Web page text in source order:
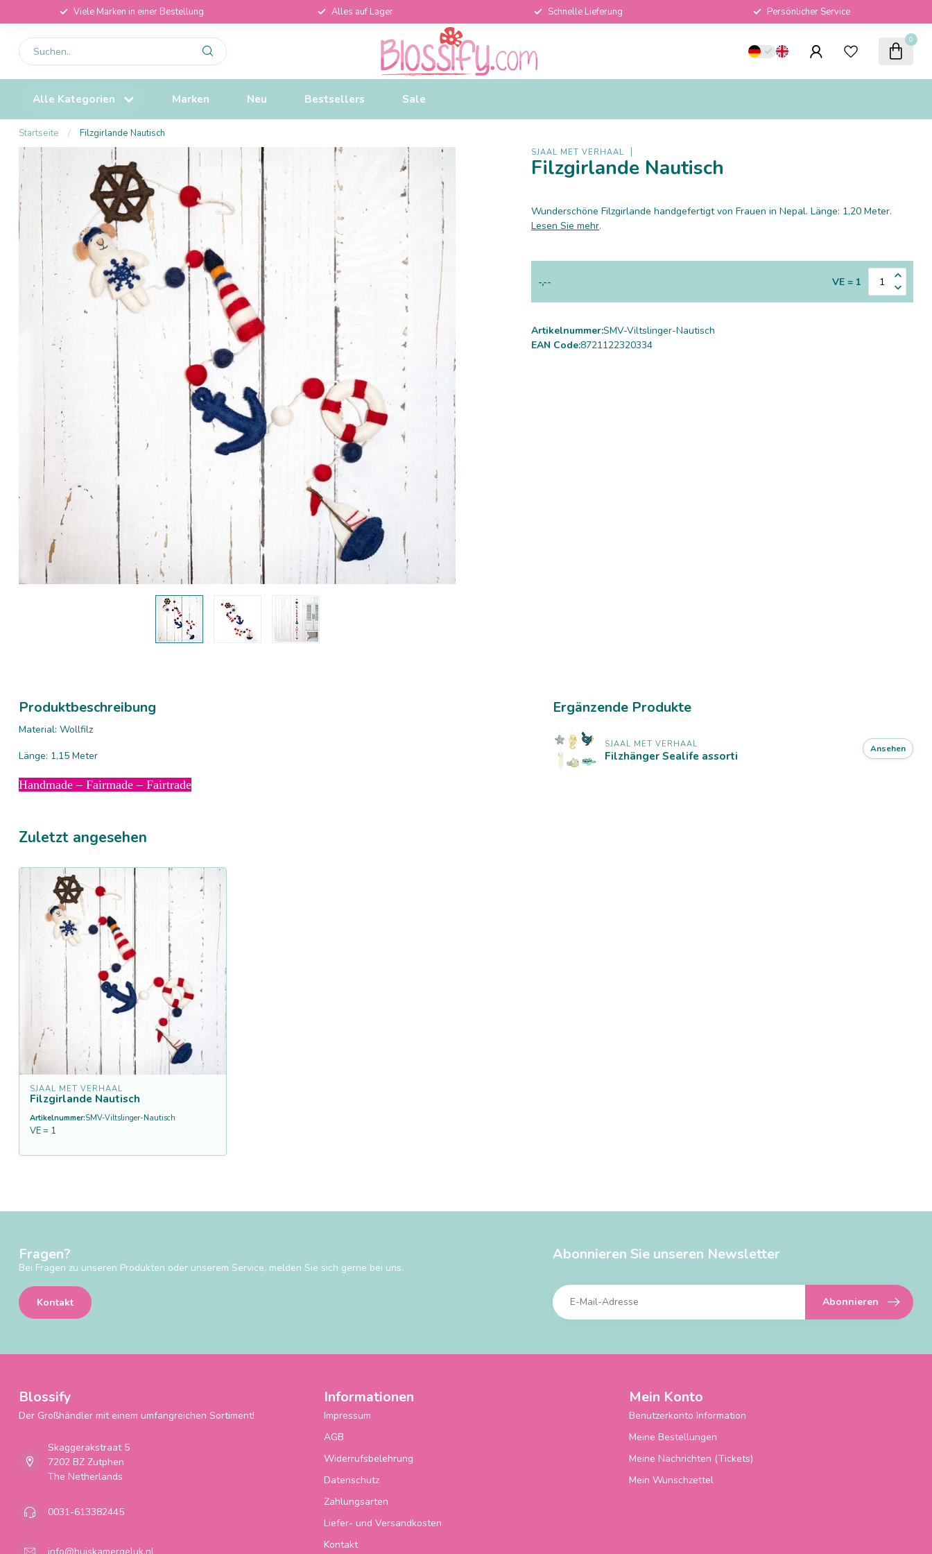
Viele Marken in einer Bestellung Alles auf Lager Schnelle Lieferung Persönlicher Service
0
Alle Kategorien Marken Neu Bestsellers Sale
Startseite / Filzgirlande Nautisch
SJAAL MET VERHAAL
Filzgirlande Nautisch
Wunderschöne Filzgirlande handgefertigt von Frauen in Nepal. Länge: 1,20 Meter.
Lesen Sie mehr.
-,-- VE = 1
Artikelnummer:SMV-Viltslinger-Nautisch
EAN Code:8721122320334
Produktbeschreibung
Material: Wollfilz
Länge: 1,15 Meter
Handmade – Fairmade – Fairtrade
Ergänzende Produkte
SJAAL MET VERHAAL
Filzhänger Sealife assorti Ansehen
Zuletzt angesehen
SJAAL MET VERHAAL
Filzgirlande Nautisch
Artikelnummer:SMV-Viltslinger-Nautisch
VE = 1
Fragen?
Bei Fragen zu unseren Produkten oder unserem Service, melden Sie sich gerne bei uns.
Kontakt
Abonnieren Sie unseren Newsletter
Abonnieren
Blossify
Der Großhändler mit einem umfangreichen Sortiment!
Skaggerakstraat 5
7202 BZ Zutphen
The Netherlands
0031-613382445
Informationen
Impressum
AGB
Widerrufsbelehrung
Datenschutz
Zahlungsarten
Liefer- und Versandkosten
Kontakt
Mein Konto
Benutzerkonto Information
Meine Bestellungen
Meine Nachrichten (Tickets)
Mein Wunschzettel